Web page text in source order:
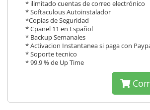
* ilimitado cuentas de correo electrónico
* Softaculous Autoinstalador
*Copias de Seguridad
* Cpanel 11 en Español
* Backup Semanales
* Activacion Instantanea si paga con
* Soporte tecnico
* 99.9 % de Up Time